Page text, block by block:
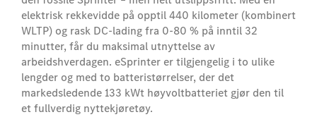
elektrisk rekkevidde på opptil 440 kilometer (kombinert
WLTP) og rask DC-lading fra 0-80 % på inntil 32
minutter, får du maksimal utnyttelse av
arbeidshverdagen. eSprinter er tilgjengelig i to ulike
lengder og med to batteristørrelser, der det
markedsledende 133 kWt høyvoltbatteriet gjør den til
et fullverdig nyttekjøretøy.